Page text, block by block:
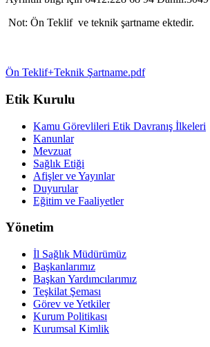
Not: Ön Teklif ve teknik şartname ektedir.
Ön Teklif+Teknik Şartname.pdf
Etik Kurulu
Kamu Görevlileri Etik Davranış İlkeleri
Kanunlar
Mevzuat
Sağlık Etiği
Afişler ve Yayınlar
Duyurular
Eğitim ve Faaliyetler
Yönetim
İl Sağlık Müdürümüz
Başkanlarımız
Başkan Yardımcılarımız
Teşkilat Şeması
Görev ve Yetkiler
Kurum Politikası
Kurumsal Kimlik